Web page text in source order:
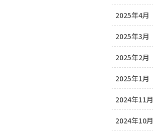
2025年4月
2025年3月
2025年2月
2025年1月
2024年11月
2024年10月